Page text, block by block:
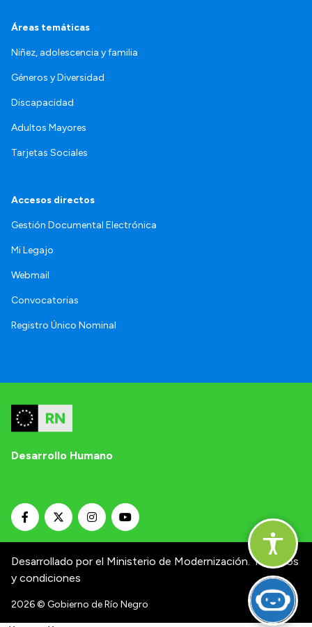
Áreas temáticas
Niñez, adolescencia y familia
Géneros y Diversidad
Discapacidad
Adultos Mayores
Tarjetas Sociales
Accesos directos
Gestión Documental Electrónica
Mi Legajo
Webmail
Convocatorias
Registro Único Nominal
Desarrollo Humano
Desarrollado por el Ministerio de Modernización. Términos
y condiciones
2026© Gobierno de Río Negro